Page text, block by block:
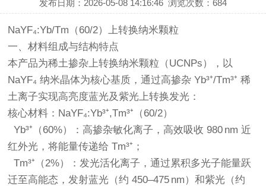
发布日期：2026-05-08 14:16:46 浏览次数：684
NaYF₄:Yb/Tm（60/2）上转换纳米颗粒
一、材料组成与结构特点
本产品为稀土掺杂上转换纳米颗粒（UCNPs），以
NaYF₄ 纳米晶体为核心基质，通过高掺杂 Yb³⁺/Tm³⁺ 稀
土离子实现高亮度蓝光及紫光上转换发光：
核心材料：NaYF₄:Yb³⁺,Tm³⁺（60/2）
Yb³⁺（60%）：高掺杂敏化离子，高效吸收 980 nm 近
红外光，将能量传递给 Tm³⁺；
Tm³⁺（2%）：发光活化离子，通过累积多光子能量跃
迁至高能态，发射蓝光（约 450–475 nm）和紫光（约